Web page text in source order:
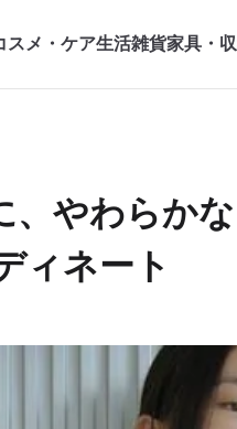
スメ・ケア生活雑貨家具・
やわらか
ィネート